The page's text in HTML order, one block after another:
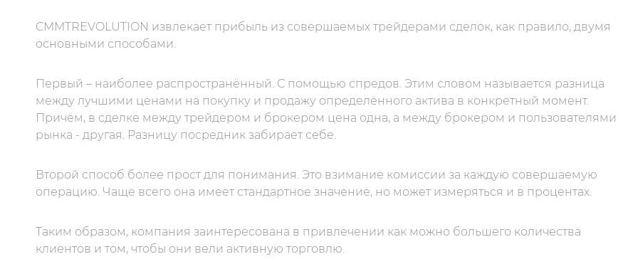
CMMTREVOLUTION извлекает прибыль из совершаемых трейдерами сделок, как правило, двумя
основными способами.
Первый – наиболее распространённый. С помощью спредов. Этим словом называется разница
между лучшими ценами на покупку и продажу определённого актива в конкретный момент.
Причём, в сделке между трейдером и брокером цена одна, а между брокером и пользователями
рынка - другая. Разницу посредник забирает себе.
Второй способ более прост для понимания. Это взимание комиссии за каждую совершаемую
операцию. Чаще всего она имеет стандартное значение, но может измеряться и в процентах.
Таким образом, компания заинтересована в привлечении как можно большего количества
клиентов и том, чтобы они вели активную торговлю.